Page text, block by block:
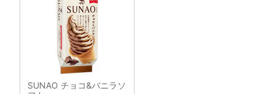
SUNAO チョコ&バニラソ